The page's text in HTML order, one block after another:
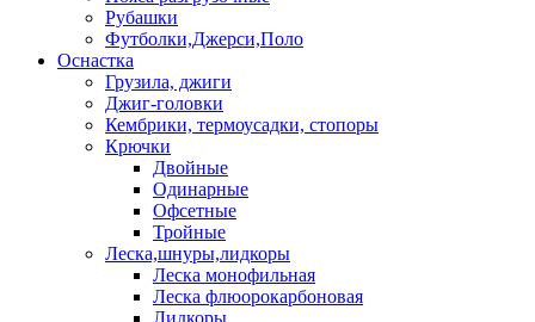
Рубашки
Футболки,Джерси,Поло
Оснастка
Грузила, джиги
Джиг-головки
Кембрики, термоусадки, стопоры
Крючки
Двойные
Одинарные
Офсетные
Тройные
Леска,шнуры,лидкоры
Леска монофильная
Леска флюорокарбоновая
Лидкоры